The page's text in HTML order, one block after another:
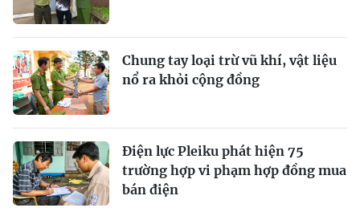
Chung tay loại trừ vũ khí, vật liệu
nổ ra khỏi cộng đồng
Điện lực Pleiku phát hiện 75
trường hợp vi phạm hợp đồng mua
bán điện